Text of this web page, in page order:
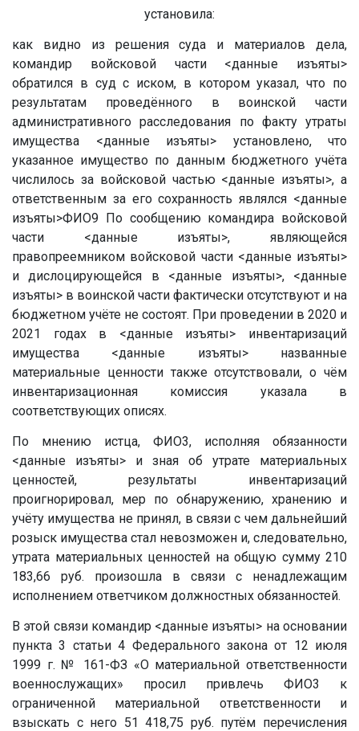
установила:
как видно из решения суда и материалов дела,
командир войсковой части <данные изъяты>
обратился в суд с иском, в котором указал, что по
результатам проведённого в воинской части
административного расследования по факту утраты
имущества <данные изъяты> установлено, что
указанное имущество по данным бюджетного учёта
числилось за войсковой частью <данные изъяты>, а
ответственным за его сохранность являлся <данные
изъяты>ФИО9 По сообщению командира войсковой
части <данные изъяты>, являющейся
правопреемником войсковой части <данные изъяты>
и дислоцирующейся в <данные изъяты>, <данные
изъяты> в воинской части фактически отсутствуют и на
бюджетном учёте не состоят. При проведении в 2020 и
2021 годах в <данные изъяты> инвентаризаций
имущества <данные изъяты>названные
материальные ценности также отсутствовали, о чём
инвентаризационная комиссия указала в
соответствующих описях.
По мнению истца, ФИО3, исполняя обязанности
<данные изъяты> и зная об утрате материальных
ценностей, результаты инвентаризаций
проигнорировал, мер по обнаружению, хранению и
учёту имущества не принял, в связи с чем дальнейший
розыск имущества стал невозможен и, следовательно,
утрата материальных ценностей на общую сумму 210
183,66 руб. произошла в связи с ненадлежащим
исполнением ответчиком должностных обязанностей.
В этой связи командир <данные изъяты> на основании
пункта 3 статьи 4 Федерального закона от 12 июля
1999 г. № 161-ФЗ «О материальной ответственности
военнослужащих» просил привлечь ФИО3 к
ограниченной материальной ответственности и
взыскать с него 51 418,75 руб. путём перечисления